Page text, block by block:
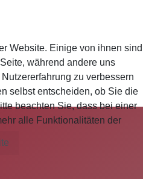
Website. Einige von ihnen sind
während andere uns
zu verbessern
selbst entscheiden, ob Sie die
beachten Sie, dass bei einer
alle Funktionalitäten der